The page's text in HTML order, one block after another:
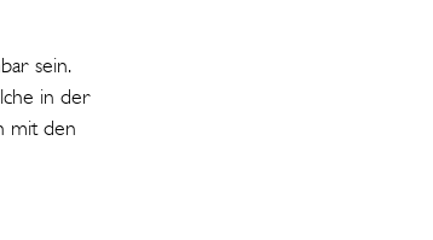
sein.
in der
mit den